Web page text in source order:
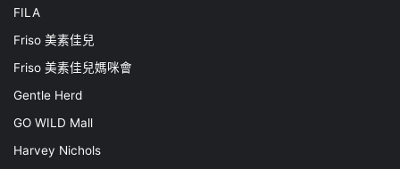
FILA
Friso 美素佳兒
Friso 美素佳兒媽咪會
Gentle Herd
GO WILD Mall
Harvey Nichols